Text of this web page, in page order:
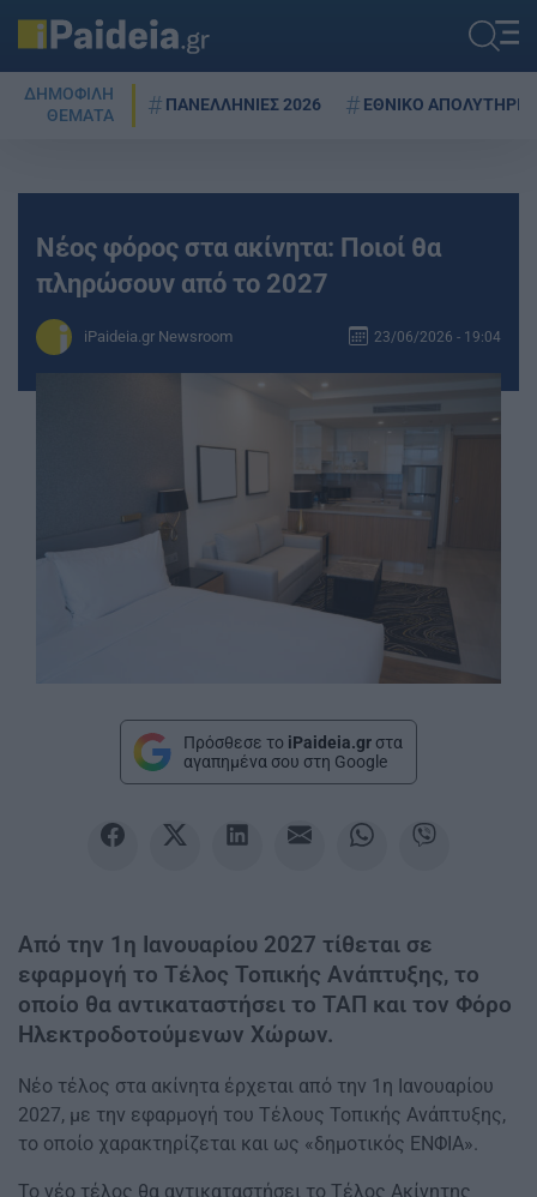
ΔΗΜΟΦΙΛΗ
ΘΕΜΑΤΑ
ΠΑΝΕΛΛΗΝΙΕΣ 2026 ΕΘΝΙΚΟ ΑΠΟΛΥΤΗΡΙΟ
Νέος φόρος στα ακίνητα: Ποιοί θα
πληρώσουν από το 2027
iPaideia.gr Newsroom 23/06/2026 - 19:04
Πρόσθεσε το iPaideia.gr στα
αγαπημένα σου στη Google
Από την 1η Ιανουαρίου 2027 τίθεται σε
εφαρμογή το Τέλος Τοπικής Ανάπτυξης, το
οποίο θα αντικαταστήσει το ΤΑΠ και τον Φόρο
Ηλεκτροδοτούμενων Χώρων.
Νέο τέλος στα ακίνητα έρχεται από την 1η Ιανουαρίου
2027, με την εφαρμογή του Τέλους Τοπικής Ανάπτυξης,
το οποίο χαρακτηρίζεται και ως «δημοτικός ΕΝΦΙΑ».
Το νέο τέλος θα αντικαταστήσει το Τέλος Ακίνητης